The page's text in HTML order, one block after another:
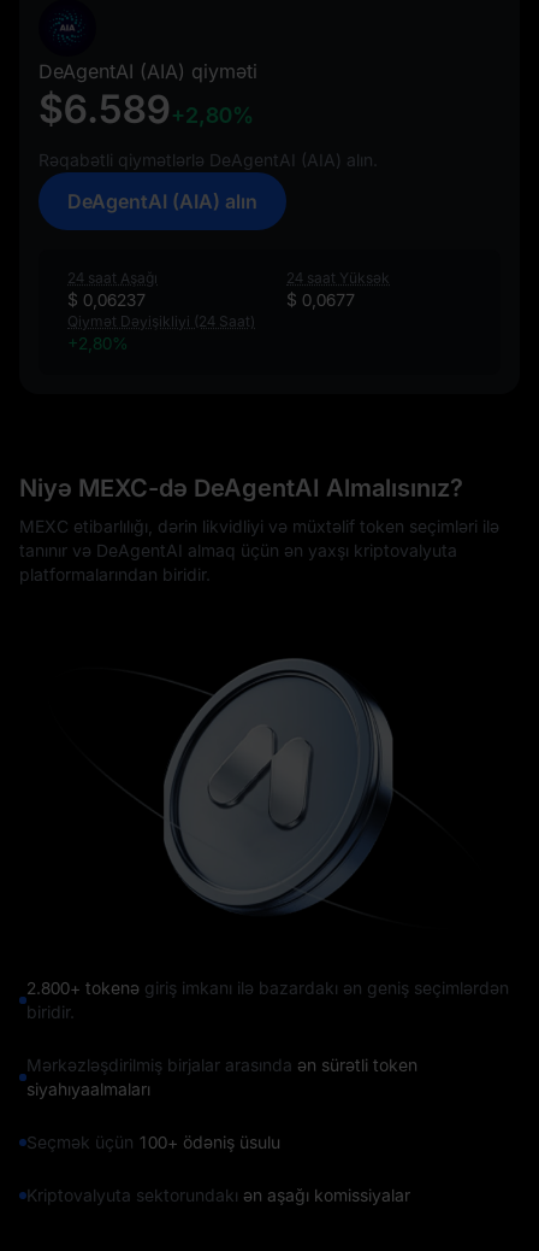
DeAgentAI (AIA) qiyməti
$6.589+2,80%
Rəqabətli qiymətlərlə DeAgentAI (AIA) alın.
DeAgentAI (AIA) alın
24 saat Aşağı
$ 0,06237
24 saat Yüksək
$ 0,0677
Qiymət Dəyişikliyi (24 Saat)
+2,80%
Niyə MEXC-də DeAgentAI Almalısınız?
MEXC etibarlılığı, dərin likvidliyi və müxtəlif token seçimləri ilə
tanınır və DeAgentAI almaq üçün ən yaxşı kriptovalyuta
platformalarından biridir.
2.800+ tokenə giriş imkanı ilə bazardakı ən geniş seçimlərdən
biridir.
Mərkəzləşdirilmiş birjalar arasında ən sürətli token
siyahıyaalmaları
Seçmək üçün 100+ ödəniş üsulu
Kriptovalyuta sektorundakı ən aşağı komissiyalar